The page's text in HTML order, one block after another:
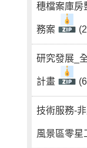
穗檔案庫房
務案
研究發展_
計畫
技術服務-
風景區零星